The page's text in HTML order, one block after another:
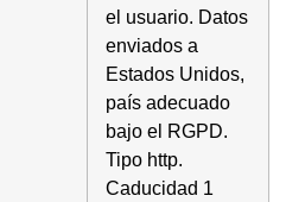
el usuario. Datos
enviados a
Estados Unidos,
país adecuado
bajo el RGPD.
Tipo http.
Caducidad 1